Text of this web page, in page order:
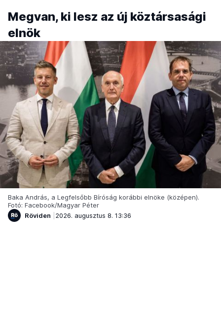
Megvan, ki lesz az új köztársasági
elnök
Baka András, a Legfelsőbb Bíróság korábbi elnöke (középen).
Fotó: Facebook/Magyar Péter
Röviden
2026. augusztus 8. 13:36